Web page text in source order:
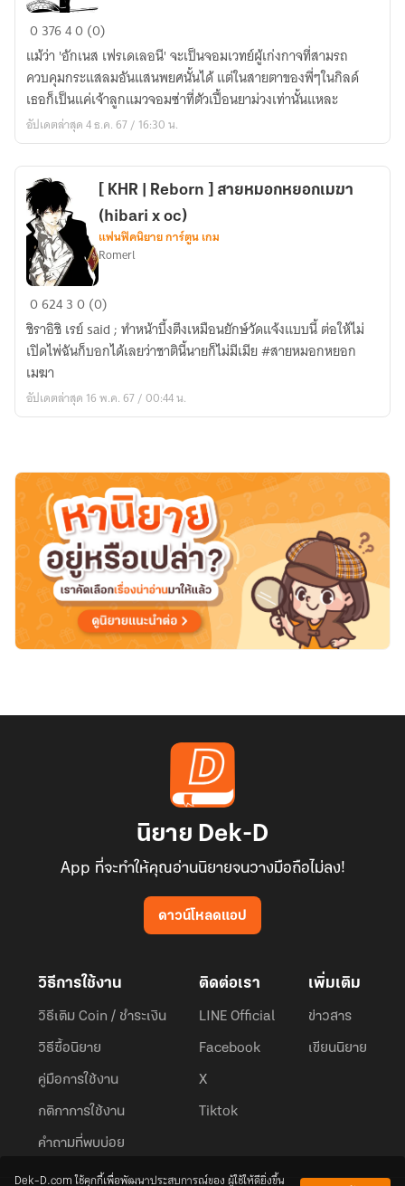
x
hg
)
Fairy
Tail
|
Lilac
In
The
(oc)
037640 (0)
แม้ว่า 'อักเนส เฟรเดเลอนี' จะเป็นจอมเวทย์ผู้เก่งกาจที่สามรถ
ควบคุมกระแสลมอันแสนพยศนั้นได้ แต่ในสายตาของพี่ๆในกิลด์
เธอก็เป็นแค่เจ้าลูกแมวจอมซ่าที่ตัวเปื้อนยาม่วงเท่านั้นแหละ
อัปเดตล่าสุด 4 ธ.ค. 67 / 16:30 น.
KHR
|
Reborn
]
สาย
เมฆา
(hibari
oc)
[ KHR | Reborn ] สายหมอกหยอกเมฆา
(hibari x oc)
แฟนฟิคนิยาย การ์ตูน เกม
Romerl
062430 (0)
ชิราอิชิ เรย์ said ; ทำหน้าบึ้งตึงเหมือนยักษ์วัดแจ้งแบบนี้ ต่อให้ไม่
เปิดไพ่ฉันก็บอกได้เลยว่าชาตินี้นายก็ไม่มีเมีย #สายหมอกหยอก
เมฆา
อัปเดตล่าสุด 16 พ.ค. 67 / 00:44 น.
นิยาย Dek-D
App ที่จะทำให้คุณอ่านนิยายจนวางมือถือไม่ลง!
ดาวน์โหลดแอป
วิธีการใช้งาน
วิธีเติม Coin / ชำระเงิน
วิธีซื้อนิยาย
คู่มือการใช้งาน
กติกาการใช้งาน
คำถามที่พบบ่อย
ติดต่อเรา
LINE Official
Facebook
X
Tiktok
เพิ่มเติม
ข่าวสาร
เขียนนิยาย
Dek-D.com ใช้คุกกี้เพื่อพัฒนาประสบการณ์ของ ผู้ใช้ให้ดียิ่งขึ้น